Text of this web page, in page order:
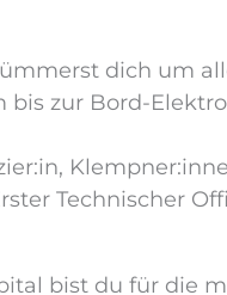
dich um
zur Bord-
Technischer
bist du für die